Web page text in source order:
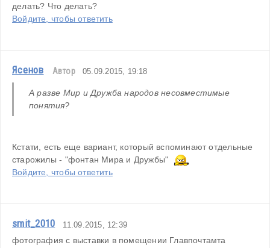
делать? Что делать?
Войдите, чтобы ответить
Ясенов Автор 05.09.2015, 19:18
А разве Мир и Дружба народов несовместимые
понятия?
Кстати, есть еще вариант, который вспоминают отдельные
старожилы - "фонтан Мира и Дружбы"
Войдите, чтобы ответить
smit_2010 11.09.2015, 12:39
фотография с выставки в помещении Главпочтамта